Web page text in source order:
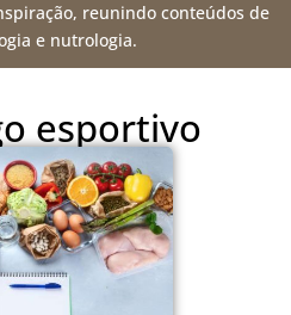
reunindo conteúdos de
e nutrologia.
esportivo